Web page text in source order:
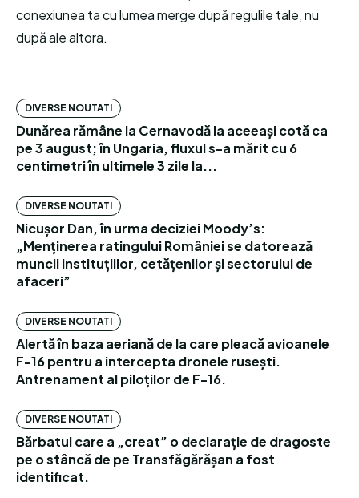
conexiunea ta cu lumea merge după regulile tale, nu
după ale altora.
DIVERSE NOUTATI
Dunărea rămâne la Cernavodă la aceeași cotă ca
pe 3 august; în Ungaria, fluxul s-a mărit cu 6
centimetri în ultimele 3 zile la...
DIVERSE NOUTATI
Nicușor Dan, în urma deciziei Moody’s:
„Menținerea ratingului României se datorează
muncii instituțiilor, cetățenilor și sectorului de
afaceri”
DIVERSE NOUTATI
Alertă în baza aeriană de la care pleacă avioanele
F-16 pentru a intercepta dronele rusești.
Antrenament al piloților de F-16.
DIVERSE NOUTATI
Bărbatul care a „creat” o declarație de dragoste
pe o stâncă de pe Transfăgărășan a fost
identificat.